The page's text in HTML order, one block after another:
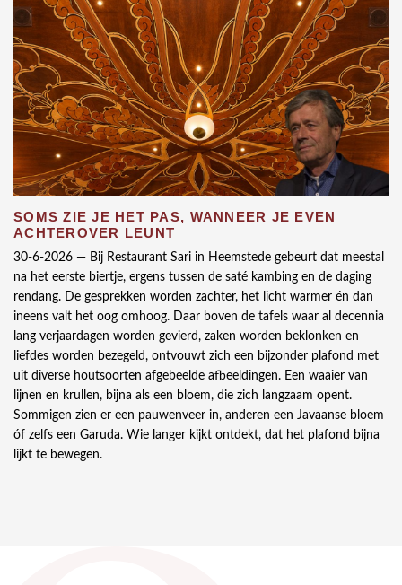
SOMS ZIE JE HET PAS, WANNEER JE EVEN
ACHTEROVER LEUNT
30-6-2026 — Bij Restaurant Sari in Heemstede gebeurt dat meestal
na het eerste biertje, ergens tussen de saté kambing en de daging
rendang. De gesprekken worden zachter, het licht warmer én dan
ineens valt het oog omhoog. Daar boven de tafels waar al decennia
lang verjaardagen worden gevierd, zaken worden beklonken en
liefdes worden bezegeld, ontvouwt zich een bijzonder plafond met
uit diverse houtsoorten afgebeelde afbeeldingen. Een waaier van
lijnen en krullen, bijna als een bloem, die zich langzaam opent.
Sommigen zien er een pauwenveer in, anderen een Javaanse bloem
óf zelfs een Garuda. Wie langer kijkt ontdekt, dat het plafond bijna
lijkt te bewegen.